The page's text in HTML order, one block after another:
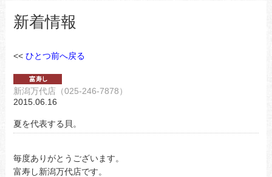
新着情報
<< ひとつ前へ戻る
新潟万代店（025-246-7878）
2015.06.16
夏を代表する貝。
毎度ありがとうございます。
富寿し新潟万代店です。